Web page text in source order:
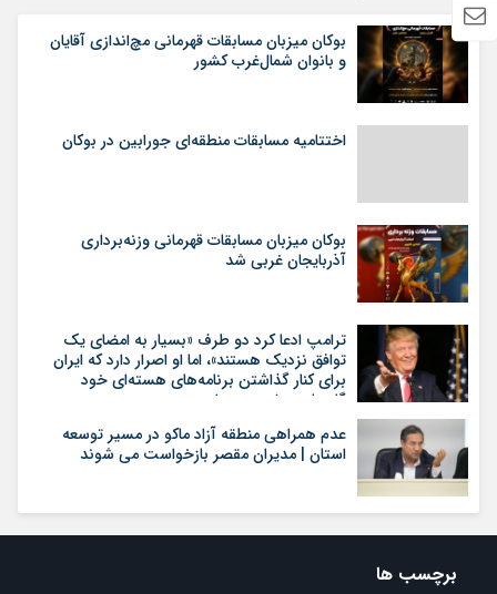
بوکان میزبان مسابقات قهرمانی مچ‌اندازی آقایان
و بانوان شمال‌غرب کشور
اختتامیه مسابقات منطقه‌ای جورابین در بوکان
بوکان میزبان مسابقات قهرمانی وزنه‌برداری
آذربایجان غربی شد
ترامپ ادعا کرد دو طرف «بسیار به امضای یک
توافق نزدیک هستند»، اما او اصرار دارد که ایران
برای کنار گذاشتن برنامه‌های هسته‌ای خود
گام‌های بیشتری بردارد
عدم همراهی منطقه آزاد ماکو در مسیر توسعه
استان | مدیران مقصر بازخواست می شوند
برچسب ها